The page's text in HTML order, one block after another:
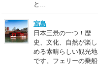
と...
宮島
日本三景の一つ！歴
史、文化、自然が楽し
める素晴らしい観光地
です。フェリーの乗船